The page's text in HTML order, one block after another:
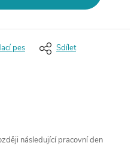
pes Sdílet
následující pracovní den